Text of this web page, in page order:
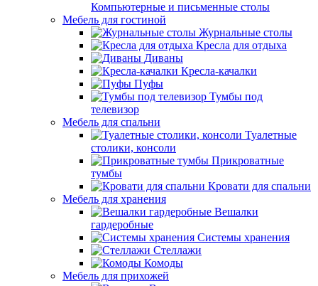
Компьютерные и письменные столы
Мебель для гостиной
Журнальные столы
Кресла для отдыха
Диваны
Кресла-качалки
Пуфы
Тумбы под
телевизор
Мебель для спальни
Туалетные
столики, консоли
Прикроватные
тумбы
Кровати для спальни
Мебель для хранения
Вешалки
гардеробные
Системы хранения
Стеллажи
Комоды
Мебель для прихожей